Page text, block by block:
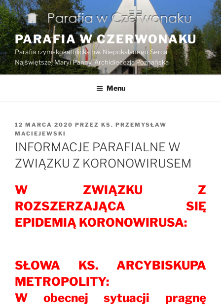
Przejdź
do
treści
PARAFIA W CZERWONAKU
Parafia rzymskokatolicka pw. Niepokalanego Serca
Najświętszej Maryi Panny, Archidiecezja Poznańska
Menu
OPUBLIKOWANE
W
12 MARCA 2020 PRZEZ KS. PRZEMYSŁAW
MACIEJEWSKI
INFORMACJE PARAFIALNE W
ZWIĄZKU Z KORONOWIRUSEM
W ZWIĄZKU Z
ROZSZERZAJĄCA SIĘ
EPIDEMIĄ KORONOWIRUSA:
SŁOWA KS. ARCYBISKUPA
METROPOLITY:
W obecnej sytuacji pragnę